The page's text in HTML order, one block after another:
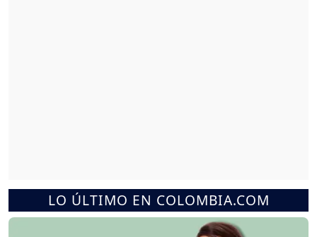
LO ÚLTIMO EN COLOMBIA.COM